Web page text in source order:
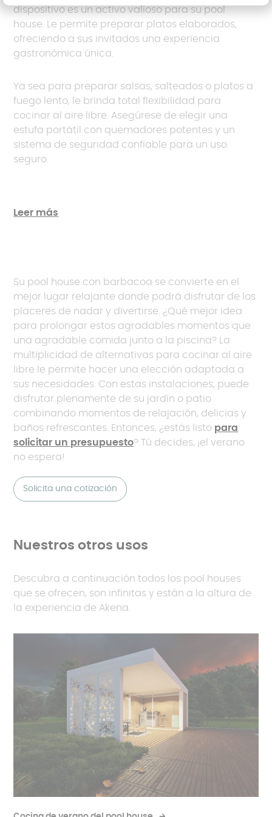
dispositivo es un activo valioso para su pool
house. Le permite preparar platos elaborados,
ofreciendo a sus invitados una experiencia
gastronómica única.
Ya sea para preparar salsas, salteados o platos a
fuego lento, le brinda total flexibilidad para
cocinar al aire libre. Asegúrese de elegir una
estufa portátil con quemadores potentes y un
sistema de seguridad confiable para un uso
seguro.
Leer más
Su pool house con barbacoa se convierte en el
mejor lugar relajante donde podrá disfrutar de los
placeres de nadar y divertirse. ¿Qué mejor idea
para prolongar estos agradables momentos que
una agradable comida junto a la piscina? La
multiplicidad de alternativas para cocinar al aire
libre le permite hacer una elección adaptada a
sus necesidades. Con estas instalaciones, puede
disfrutar plenamente de su jardín o patio
combinando momentos de relajación, delicias y
baños refrescantes. Entonces, ¿estás listo para
solicitar un presupuesto? Tú decides, ¡el verano
no espera!
Solicita una cotización
Nuestros otros usos
Descubra a continuación todos los pool houses
que se ofrecen, son infinitas y están a la altura de
la experiencia de Akena.